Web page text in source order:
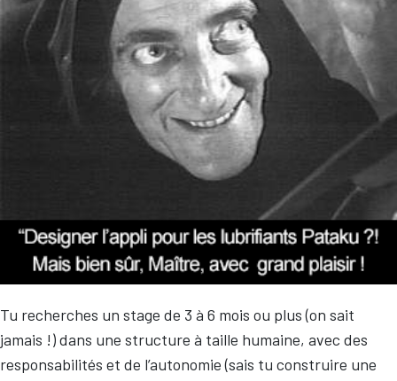
Tu recherches un stage de 3 à 6 mois ou plus (on sait
jamais !) dans une structure à taille humaine, avec des
responsabilités et de l’autonomie (sais tu construire une